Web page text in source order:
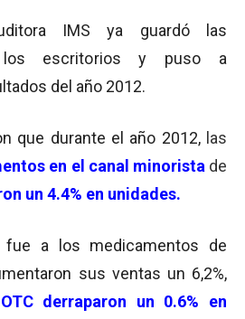
IMS ya guardó las
los escritorios y puso a
del año 2012.
que durante el año 2012, las
en el canal minorista de
un 4.4% en unidades.
a los medicamentos de
sus ventas un 6,2%,
derraparon un 0.6% en